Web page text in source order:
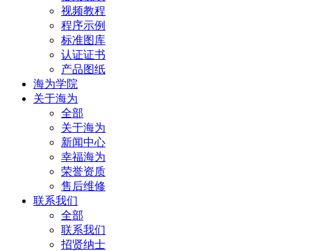
视频教程
程序示例
标准图库
认证证书
产品图纸
海为学院
关于海为
全部
关于海为
新闻中心
幸福海为
荣誉资质
售后维修
联系我们
全部
联系我们
招贤纳士